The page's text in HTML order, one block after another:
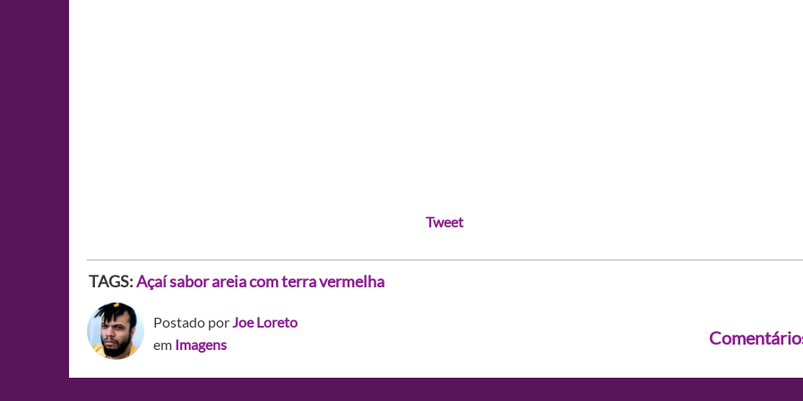
Tweet
TAGS:Açaí sabor areia com terra vermelha
Postado porJoe Loreto
em Imagens